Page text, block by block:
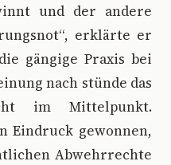
und der andere
erklärte er
gängige Praxis bei
nach stünde das
im Mittelpunkt.
Eindruck gewonnen,
Abwehrrechte